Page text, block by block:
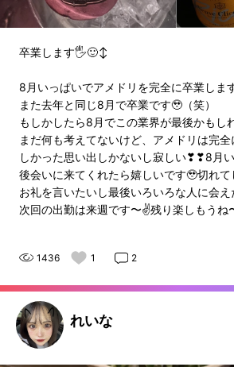
卒業します🖐🙂‍↕️
8月いっぱいでアメドリを完全に卒業しま
また去年と同じ8月で卒業です🥹（笑）
もしかしたら8月でこの業界が最後かもし
まだ何も考えてないけど、アメドリは完
しかった思い出しかないし寂しい❣❣8月
後会いに来てくれたら嬉しいです🥹切れ
お礼を言いたいし最後いろいろな人に会
次回の出勤は来週です〜✌残り楽しもうね
1436 1 2
れいな